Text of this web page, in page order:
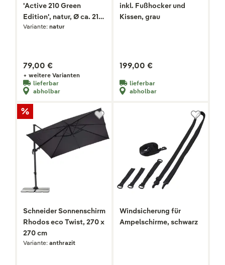
'Active 210 Green
Edition', natur, Ø ca. 210
cm
Variante: natur
79,00 €
+ weitere Varianten
lieferbar
abholbar
inkl. Fußhocker und
Kissen, grau
199,00 €
lieferbar
abholbar
Schneider Sonnenschirm
Rhodos eco Twist, 270 x
270 cm
Variante: anthrazit
Windsicherung für
Ampelschirme, schwarz